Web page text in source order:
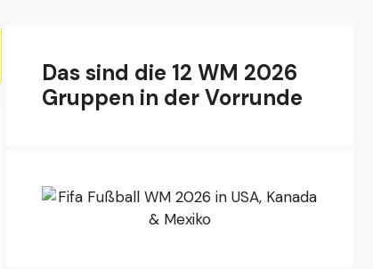
Das sind die 12 WM 2026
Gruppen in der Vorrunde